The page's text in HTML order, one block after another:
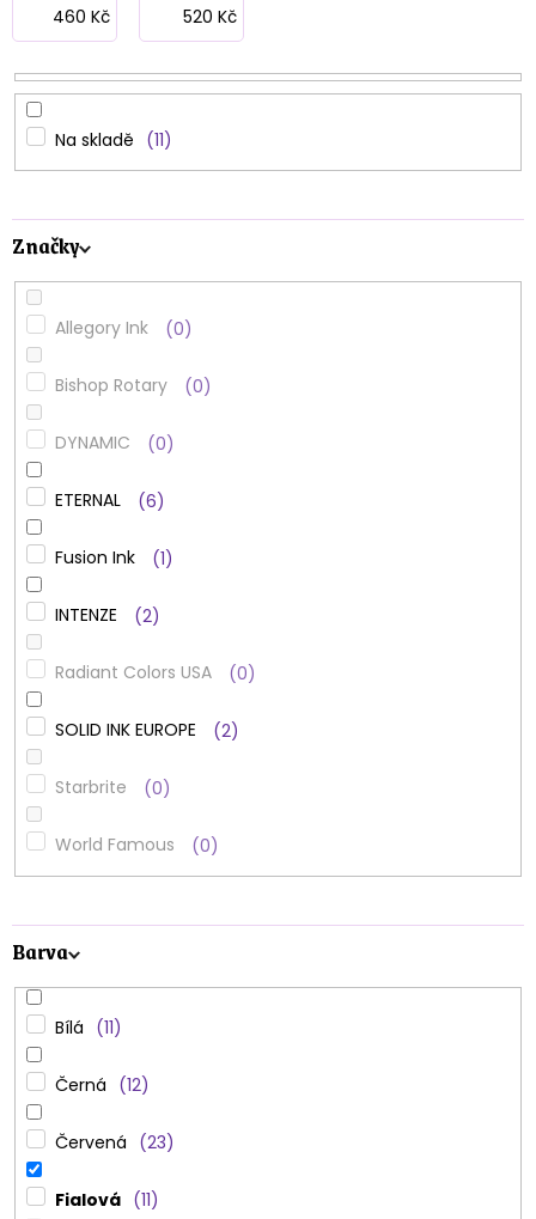
r
o
d
u
k
t
ů
460 Kč 520 Kč
Na skladě 11
Značky
Allegory Ink 0
Bishop Rotary 0
DYNAMIC 0
ETERNAL 6
Fusion Ink 1
INTENZE 2
Radiant Colors USA 0
SOLID INK EUROPE 2
Starbrite 0
World Famous 0
Barva
Bílá 11
Černá 12
Červená 23
Fialová 11